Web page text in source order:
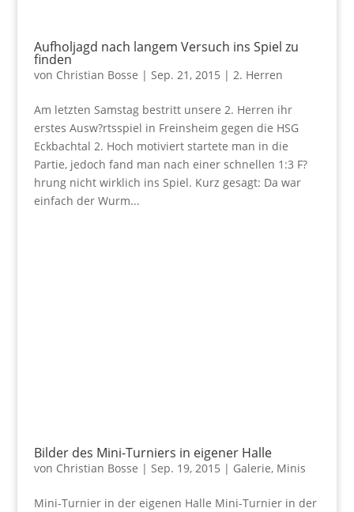
Aufholjagd nach langem Versuch ins Spiel zu
finden
von Christian Bosse | Sep. 21, 2015 | 2. Herren
Am letzten Samstag bestritt unsere 2. Herren ihr
erstes Ausw?rtsspiel in Freinsheim gegen die HSG
Eckbachtal 2. Hoch motiviert startete man in die
Partie, jedoch fand man nach einer schnellen 1:3 F?
hrung nicht wirklich ins Spiel. Kurz gesagt: Da war
einfach der Wurm...
Bilder des Mini-Turniers in eigener Halle
von Christian Bosse | Sep. 19, 2015 | Galerie, Minis
Mini-Turnier in der eigenen Halle Mini-Turnier in der